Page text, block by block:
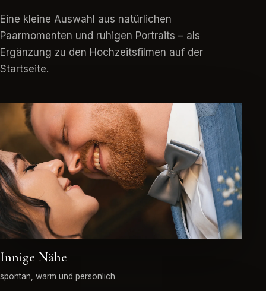
Eine kleine Auswahl aus natürlichen
Paarmomenten und ruhigen Portraits – als
Ergänzung zu den Hochzeitsfilmen auf der
Startseite.
Innige Nähe
spontan, warm und persönlich